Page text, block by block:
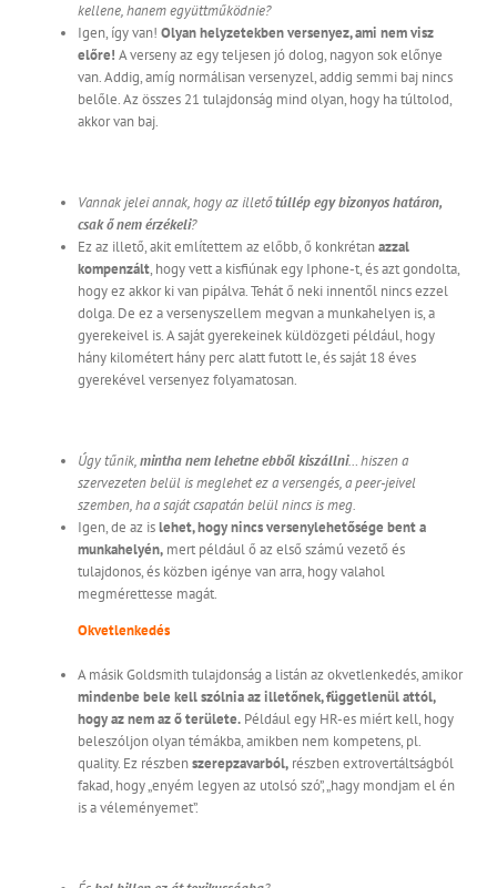
kellene, hanem együttműködnie?
Igen, így van! Olyan helyzetekben versenyez, ami nem visz
előre! A verseny az egy teljesen jó dolog, nagyon sok előnye
van. Addig, amíg normálisan versenyzel, addig semmi baj nincs
belőle. Az összes 21 tulajdonság mind olyan, hogy ha túltolod,
akkor van baj.
Vannak jelei annak, hogy az illetőtúllép egy bizonyos határon,
csak ő nem érzékeli?
Ez az illető, akit említettem az előbb, ő konkrétanazzal
kompenzált, hogy vett a kisfiúnak egy Iphone-t, és azt gondolta,
hogy ez akkor ki van pipálva. Tehát ő neki innentől nincs ezzel
dolga. De ez a versenyszellem megvan a munkahelyen is, a
gyerekeivel is. A saját gyerekeinek küldözgeti például, hogy
hány kilométert hány perc alatt futott le, és saját 18 éves
gyerekével versenyez folyamatosan.
Úgy tűnik,mintha nem lehetne ebből kiszállni… hiszen a
szervezeten belül is meglehet ez a versengés, a peer-jeivel
szemben, ha a saját csapatán belül nincs is meg.
Igen, de az islehet, hogy nincs versenylehetősége bent a
munkahelyén, mert például ő az első számú vezető és
tulajdonos, és közben igénye van arra, hogy valahol
megmérettesse magát.
Okvetlenkedés
A másik Goldsmith tulajdonság a listán az okvetlenkedés, amikor
mindenbe bele kell szólnia az illetőnek, függetlenül attól,
hogy az nem az ő területe. Például egy HR-es miért kell, hogy
beleszóljon olyan témákba, amikben nem kompetens, pl.
quality. Ez részbenszerepzavarból, részben extrovertáltságból
fakad, hogy „enyém legyen az utolsó szó”, „hagy mondjam el én
is a véleményemet”.